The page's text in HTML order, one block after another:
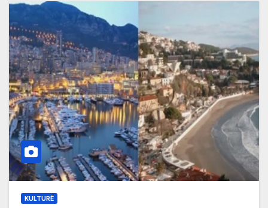
KULTURË